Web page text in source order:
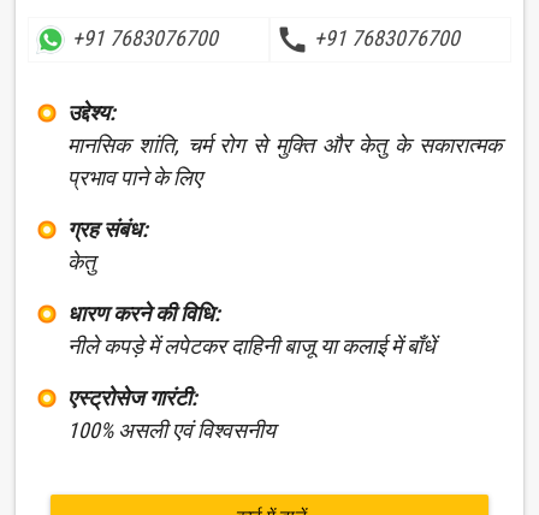
+91 7683076700 call +91 7683076700
उद्देश्य:
मानसिक शांति, चर्म रोग से मुक्ति और केतु के सकारात्मक
प्रभाव पाने के लिए
ग्रह संबंध:
केतु
धारण करने की विधि:
नीले कपड़े में लपेटकर दाहिनी बाजू या कलाई में बाँधें
एस्ट्रोसेज गारंटी:
100% असली एवं विश्वसनीय